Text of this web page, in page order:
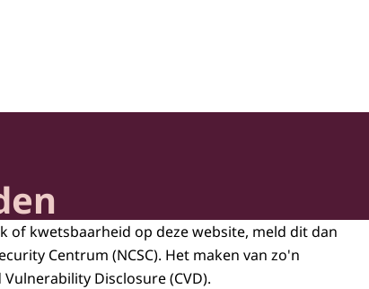
Samenleving
of kwetsbaarheid op deze website, meld dit dan
Centrum (NCSC). Het maken van zo'n
Disclosure (CVD).